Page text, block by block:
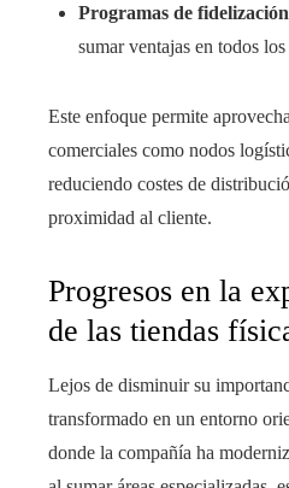
Programas de
sumar ventajas en todos los
Este enfoque permite
comerciales como nodos
reduciendo costes de
proximidad al cliente.
Progresos en la
de las tiendas
Lejos de disminuir su
transformado en un entorno
donde la compañía ha